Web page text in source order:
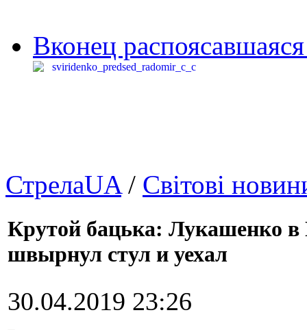
Вконец
СтрелаUA/ Світові
Крутой бацька: Лукашенко
швырнул стул и уехал
30.04.2019 23:26